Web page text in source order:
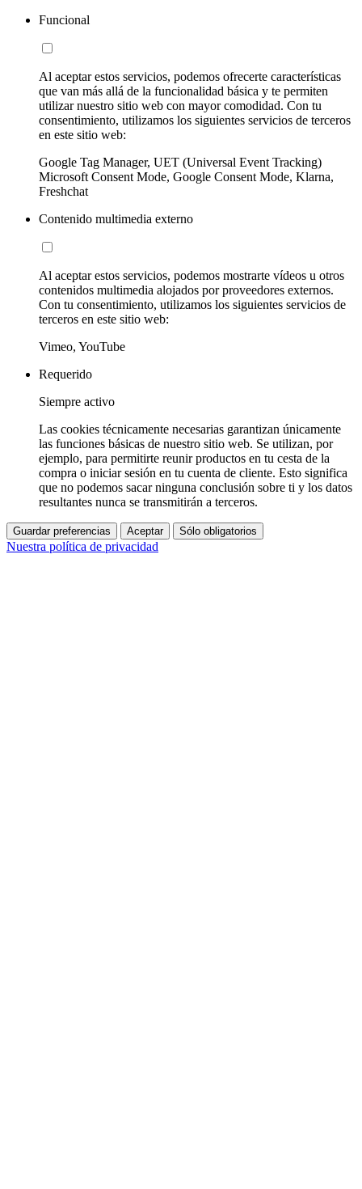
Funcional
Al aceptar estos servicios, podemos ofrecerte características
que van más allá de la funcionalidad básica y te permiten
utilizar nuestro sitio web con mayor comodidad. Con tu
consentimiento, utilizamos los siguientes servicios de terceros
en este sitio web:
Google Tag Manager, UET (Universal Event Tracking)
Microsoft Consent Mode, Google Consent Mode, Klarna,
Freshchat
Contenido multimedia externo
Al aceptar estos servicios, podemos mostrarte vídeos u otros
contenidos multimedia alojados por proveedores externos.
Con tu consentimiento, utilizamos los siguientes servicios de
terceros en este sitio web:
Vimeo, YouTube
Requerido
Siempre activo
Las cookies técnicamente necesarias garantizan únicamente
las funciones básicas de nuestro sitio web. Se utilizan, por
ejemplo, para permitirte reunir productos en tu cesta de la
compra o iniciar sesión en tu cuenta de cliente. Esto significa
que no podemos sacar ninguna conclusión sobre ti y los datos
resultantes nunca se transmitirán a terceros.
Guardar preferencias Aceptar Sólo obligatorios
Nuestra política de privacidad